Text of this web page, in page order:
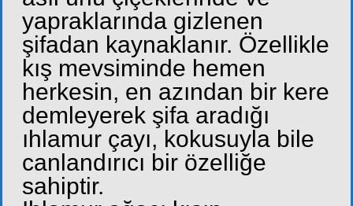
yapraklarında gizlenen
şifadan kaynaklanır. Özellikle
kış mevsiminde hemen
herkesin, en azından bir kere
demleyerek şifa aradığı
ıhlamur çayı, kokusuyla bile
canlandırıcı bir özelliğe
sahiptir.